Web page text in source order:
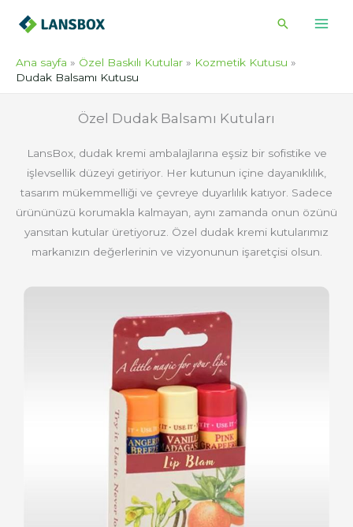
Arama
Ana sayfa Özel Baskılı Kutular
Kozmetik Kutusu
Dudak Balsamı Kutusu
Özel Dudak Balsamı Kutuları
LansBox, dudak kremi ambalajlarına eşsiz bir sofistike ve
işlevsellik düzeyi getiriyor. Her kutunun içine dayanıklılık,
tasarım mükemmelliği ve çevreye duyarlılık katıyor. Sadece
ürününüzü korumakla kalmayan, aynı zamanda onun özünü
yansıtan kutular üretiyoruz. Özel dudak kremi kutularımız
markanızın değerlerinin ve vizyonunun işaretçisi olsun.